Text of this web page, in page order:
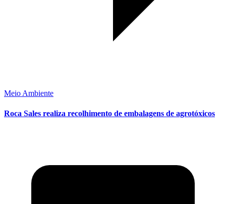
Meio Ambiente
Roca Sales realiza recolhimento de embalagens de agrotóxicos